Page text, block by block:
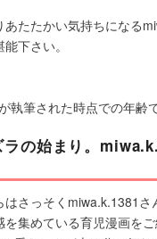
あたたかい気持ちになる
下さい。
執筆された時点での年齢で
の始まり。
さっそくmiwa.k.1381さ
を集めている育児漫画を